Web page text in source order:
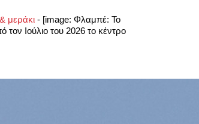
μεράκι - [image: Φλαμπέ: Το
Ιούλιο του 2026 το κέντρο